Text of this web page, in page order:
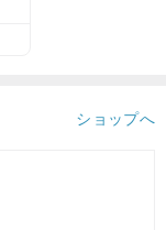
ショップへ